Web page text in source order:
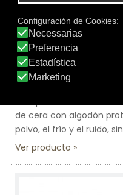
Línea:Protectores de
PROTECTOR DE
Los tapones de cera con
adaptan fácilmente a la
Adoptan la temperatura
de cera con algodón
polvo, el frío y el ruido,
Ver producto